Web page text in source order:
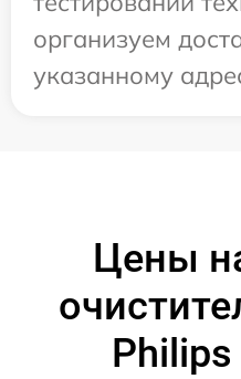
организуем
указанному
Цены
Philips